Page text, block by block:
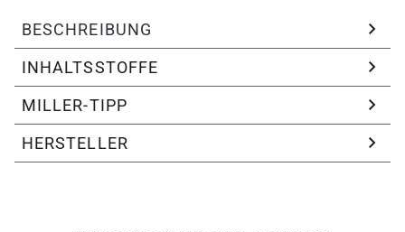
BESCHREIBUNG
INHALTSSTOFFE
MILLER-TIPP
HERSTELLER